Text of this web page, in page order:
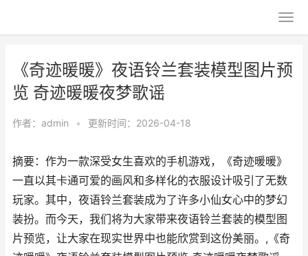
《奇迹暖暖》夜语铃兰套装模型图片预
览 奇迹暖暖夜梦歌谣
作者： admin • 更新时间：2026-04-18
摘要：作为一款深受女生喜欢的手机游戏，《奇迹暖暖》
一直以其卡通可爱的画风和多样化的衣服设计吸引了无数
玩家。其中，夜语铃兰套装成为了许多小仙女心中的梦幻
装扮。而今天，我们将为大家带来夜语铃兰套装的模型图
片预览，让大家在现实世界中也能欣赏到这份美丽。,《奇